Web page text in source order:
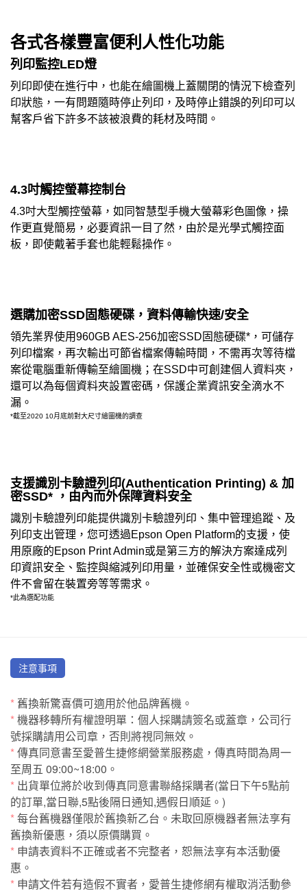
各式各樣豐富便利人性化功能
列印監控LED燈
列印即使在進行中，也能在繪圖機上蓋關閉的情況下檢查列
印狀態，一有問題隨時停止列印，及時停止錯誤的列印可以
幫客戶省下許多不該被浪費的耗材及時間。
4.3吋觸控螢幕控制台
4.3吋大型觸控螢幕，如同智慧型手機大螢幕彩色圖像，操
作更直覺簡易，必要資訊一目了然，由於是光學式觸控面
板，即使戴著手套也能輕鬆操作。
選購加密SSD固態硬碟，資料傳輸快速/安全
領先業界使用960GB AES-256加密SSD固態硬碟*，可儲存
列印檔案，再次輸出可節省檔案傳輸時間，不需再次等待檔
案從電腦重新傳輸至繪圖機；在SSD中可創建個人資料夾，
還可以為每個資料夾設置密碼，保護企業資訊安全滴水不
漏。
*截至2020 10月底前對大尺寸繪圖機的調查
支援識別卡驗證列印(Authentication Printing) & 加
密SSD* ，由內而外保障資料安全
識別卡驗證列印能提供識別卡驗證列印、集中管理追蹤、及
列印支出管理，您可透過Epson Open Platform的支援，使
用原廠的Epson Print Admin或是第三方的解決方案達成列
印資訊安全、監控與縮減列印用量，並確保安全性或機密文
件不會留在裝置旁等等需求。
*此為選配功能
注意事項
* 舊換新驚喜價可適用於他品牌舊機。
*機器移轉所有權證明單：個人採購請簽名或蓋章，公司行
號採購請用公司章，否則將視同無效。
*傳真同意書至愛普生捷修網營業服務處，傳真時間為周一
至周五 09:00~18:00。
* 出貨單位將於收到傳真同意書聯絡採購者(當日下午5點前
的訂單,當日聯,5點後隔日通知,遇假日順延。)
*每台舊機器僅限於舊換新乙台。未取回原機器者無法享有
舊換新優惠，須以原價購買。
* 申請表資料不正確或者不完整者，恕無法享有本活動優
惠。
* 申請文件若有造假不實者，愛普生捷修網有權取消活動參